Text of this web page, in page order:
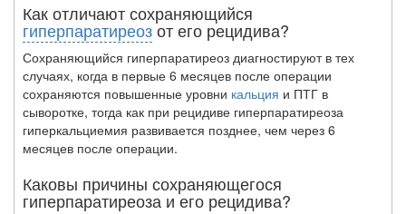
Как отличают сохраняющийся
гиперпаратиреозот его рецидива?
Сохраняющийся гиперпаратиреоз диагностируют в тех
случаях, когда в первые 6 месяцев после операции
сохраняются повышенные уровни кальция и ПТГ в
сыворотке, тогда как при рецидиве гиперпаратиреоза
гиперкальциемия развивает­ся позднее, чем через 6
месяцев после операции.
Каковы причины сохраняющегося
гиперпаратиреоза и его рецидива?